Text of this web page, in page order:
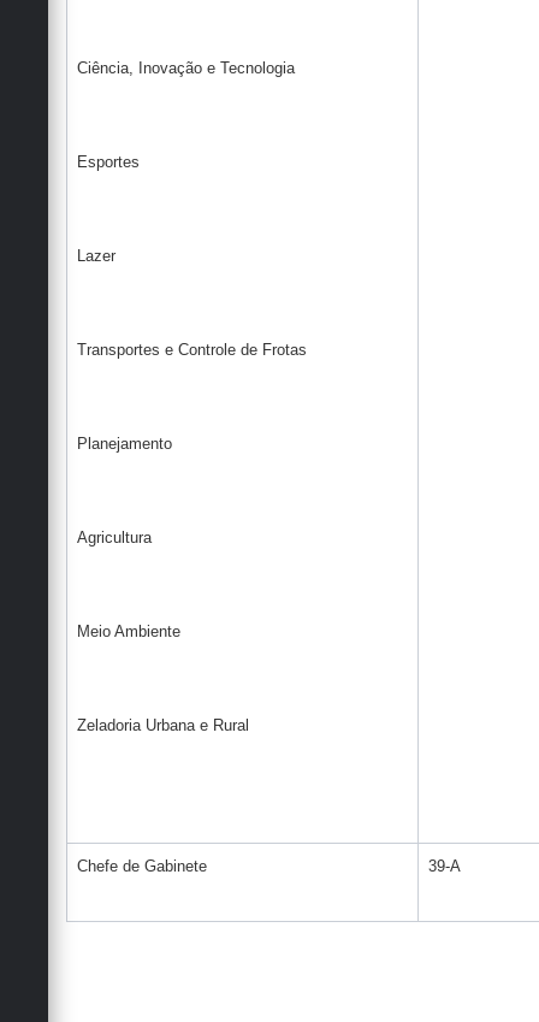
Ciência, Inovação e Tecnologia
Esportes
Lazer
Transportes e Controle de Frotas
Planejamento
Agricultura
Meio Ambiente
Zeladoria Urbana e Rural
Chefe de Gabinete 39-A